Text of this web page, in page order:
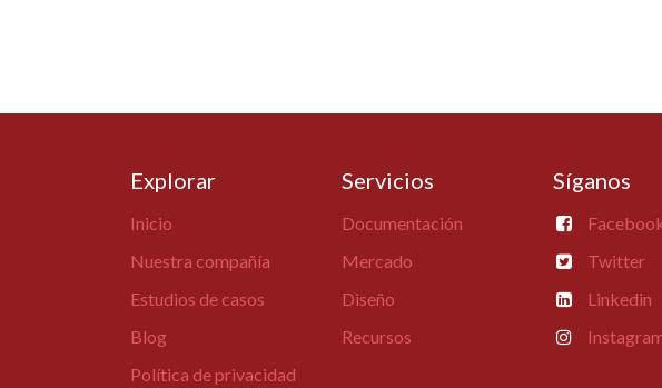
Explorar
Inicio
Nuestra compañía
Estudios de casos
Blog
Política de privacidad
Servicios
Documentación
Mercado
Diseño
Recursos
Síganos
Twitter
Linkedin